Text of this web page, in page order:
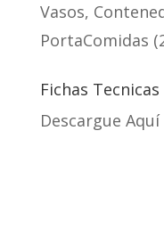
Vasos,
PortaComidas
Fichas Tecnicas
Descargue